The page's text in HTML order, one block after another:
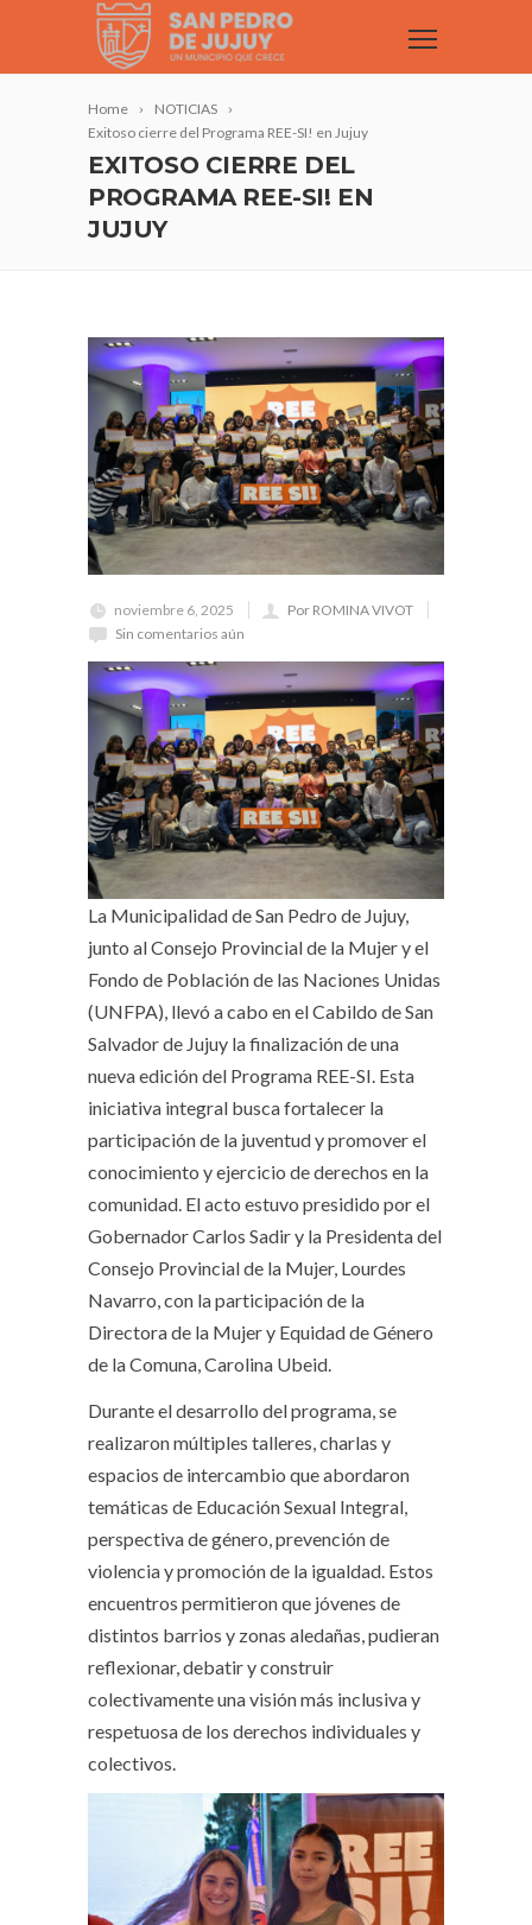
Home
NOTICIAS
Exitoso cierre del Programa REE-SI! en Jujuy
EXITOSO CIERRE DEL
PROGRAMA REE-SI! EN
JUJUY
noviembre 6, 2025
Por ROMINA VIVOT
Sin comentarios aún
La Municipalidad de San Pedro de Jujuy,
junto al Consejo Provincial de la Mujer y el
Fondo de Población de las Naciones Unidas
(UNFPA), llevó a cabo en el Cabildo de San
Salvador de Jujuy la finalización de una
nueva edición del Programa REE-SI. Esta
iniciativa integral busca fortalecer la
participación de la juventud y promover el
conocimiento y ejercicio de derechos en la
comunidad. El acto estuvo presidido por el
Gobernador Carlos Sadir y la Presidenta del
Consejo Provincial de la Mujer, Lourdes
Navarro, con la participación de la
Directora de la Mujer y Equidad de Género
de la Comuna, Carolina Ubeid.
Durante el desarrollo del programa, se
realizaron múltiples talleres, charlas y
espacios de intercambio que abordaron
temáticas de Educación Sexual Integral,
perspectiva de género, prevención de
violencia y promoción de la igualdad. Estos
encuentros permitieron que jóvenes de
distintos barrios y zonas aledañas, pudieran
reflexionar, debatir y construir
colectivamente una visión más inclusiva y
respetuosa de los derechos individuales y
colectivos.